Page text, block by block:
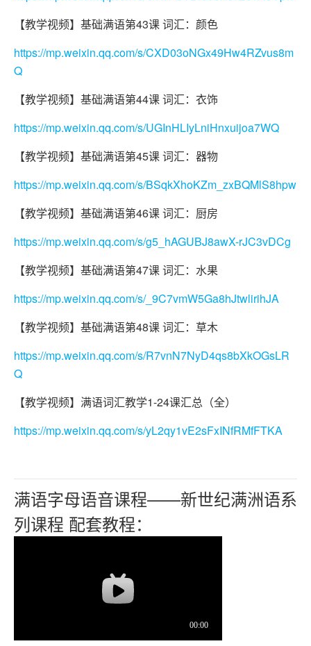
【教学视频】基础满语第43课 词汇：颜色
https://mp.weixin.qq.com/s/CXD03oNGx49Hw4RZvus8m
Q
【教学视频】基础满语第44课 词汇：衣饰
https://mp.weixin.qq.com/s/UGInHLIyLniHnxuijoa7WQ
【教学视频】基础满语第45课 词汇：器物
https://mp.weixin.qq.com/s/BSqkXhoKZm_zxBQMlS8hpw
【教学视频】基础满语第46课 词汇：厨房
https://mp.weixin.qq.com/s/g5_hAGUBJ8awX-rJC3vDCg
【教学视频】基础满语第47课 词汇：水果
https://mp.weixin.qq.com/s/_9C7vmW5Ga8hJtwlirihJA
【教学视频】基础满语第48课 词汇：草木
https://mp.weixin.qq.com/s/R7vnN7NyD4qs8bXkOGsLR
Q
【教学视频】满语词汇教学1-24课汇总（全）
https://mp.weixin.qq.com/s/yL2qy1vE2sFxINfRMfFTKA
满语字母语音课程——新世纪满洲语系
列课程 配套教程：